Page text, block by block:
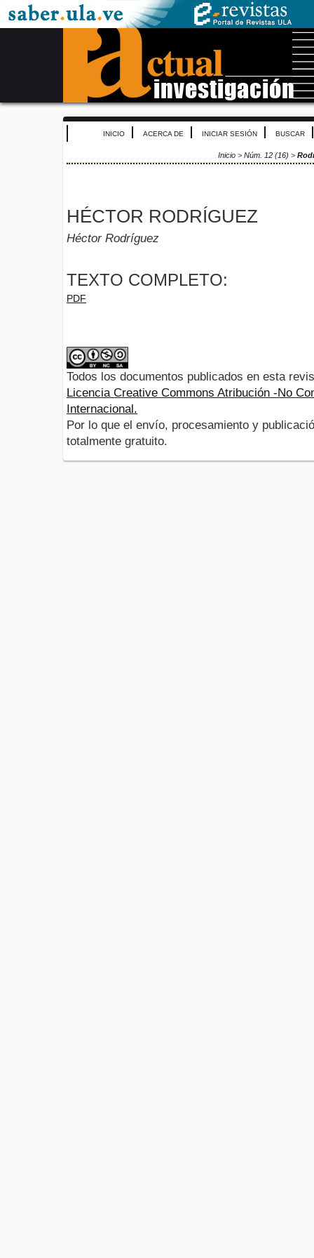
INICIO ACERCA DE INICIAR SESIÓN BUSCAR
Inicio > Núm. 12 (16) >
HÉCTOR RODRÍGUEZ
Héctor Rodríguez
TEXTO COMPLETO:
PDF
Todos los documentos publicados en esta
Licencia Creative Commons Atribución -No
Internacional.
Por lo que el envío, procesamiento y
totalmente gratuito.